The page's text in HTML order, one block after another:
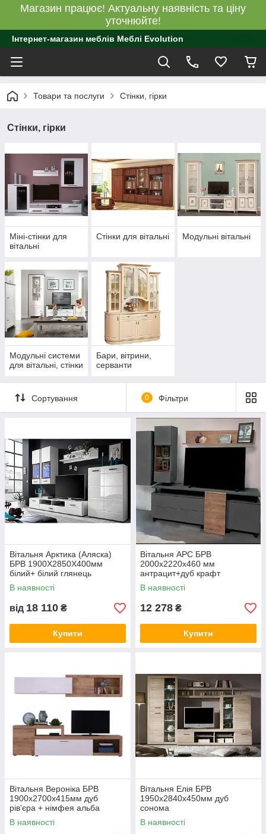
Магазин працює! Актуальну наявність та ціну
уточнюйте!
Інтернет-магазин меблів Меблі Evolution
Товари та послуги Стінки, гірки
Стінки, гірки
Міні-стінки для
вітальні
Стінки для вітальні Модульні вітальні
Модульні системи
для вітальні, стінки
Бари, вітрини,
серванти
Сортування 0 Фільтри
Вітальня Арктика (Аляска)
БРВ 1900Х2850Х400мм
білий+ білий глянець
В наявності
від 18 110 ₴
Купити
Вітальня АРС БРВ
2000х2220х460 мм
антрацит+дуб крафт
табако+елегантний сірий
В наявності
12 278 ₴
Купити
Вітальня Вероніка БРВ
1900х2700х415мм дуб
рів'єра + німфея альба
В наявності
Вітальня Елія БРВ
1950х2840х450мм дуб
сонома
В наявності